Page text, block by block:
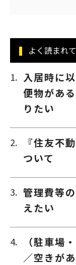
よく読まれ
入居時に
便物があ
りたい
『住友不
ついて
管理費等
えたい
（駐車場
／空きが